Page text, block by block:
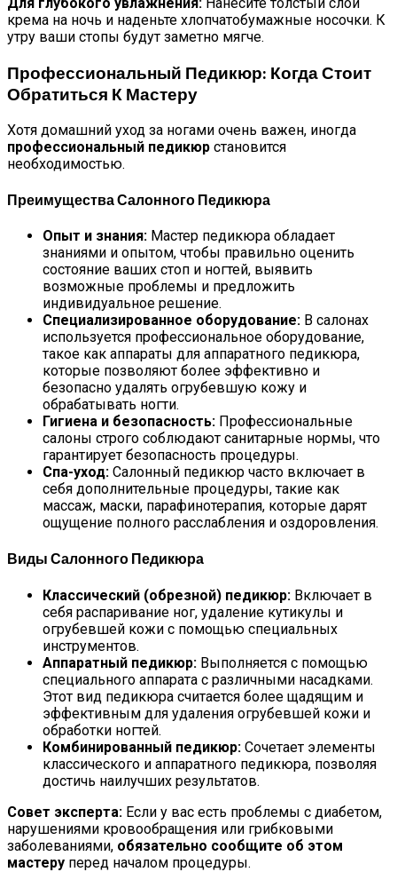
крема на ночь и наденьте хлопчатобумажные носочки. К
утру ваши стопы будут заметно мягче.
Профессиональный Педикюр: Когда Стоит
Обратиться К Мастеру
Хотя домашний уход за ногами очень важен, иногда
профессиональный педикюр становится
необходимостью.
Преимущества Салонного Педикюра
Опыт и знания: Мастер педикюра обладает
знаниями и опытом, чтобы правильно оценить
состояние ваших стоп и ногтей, выявить
возможные проблемы и предложить
индивидуальное решение.
Специализированное оборудование: В салонах
используется профессиональное оборудование,
такое как аппараты для аппаратного педикюра,
которые позволяют более эффективно и
безопасно удалять огрубевшую кожу и
обрабатывать ногти.
Гигиена и безопасность: Профессиональные
салоны строго соблюдают санитарные нормы, что
гарантирует безопасность процедуры.
Спа-уход: Салонный педикюр часто включает в
себя дополнительные процедуры, такие как
массаж, маски, парафинотерапия, которые дарят
ощущение полного расслабления и оздоровления.
Виды Салонного Педикюра
Классический (обрезной) педикюр: Включает в
себя распаривание ног, удаление кутикулы и
огрубевшей кожи с помощью специальных
инструментов.
Аппаратный педикюр: Выполняется с помощью
специального аппарата с различными насадками.
Этот вид педикюра считается более щадящим и
эффективным для удаления огрубевшей кожи и
обработки ногтей.
Комбинированный педикюр: Сочетает элементы
классического и аппаратного педикюра, позволяя
достичь наилучших результатов.
Совет эксперта: Если у вас есть проблемы с диабетом,
нарушениями кровообращения или грибковыми
заболеваниями, обязательно сообщите об этом
мастеру перед началом процедуры.